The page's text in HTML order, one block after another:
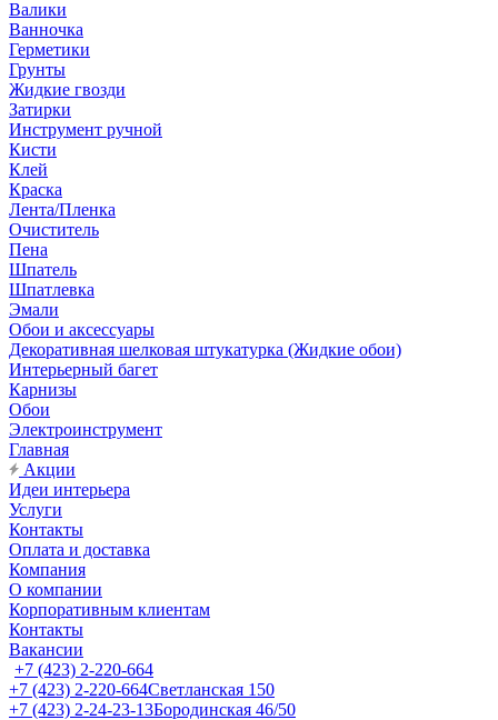
Валики
Ванночка
Герметики
Грунты
Жидкие гвозди
Затирки
Инструмент ручной
Кисти
Клей
Краска
Лента/Пленка
Очиститель
Пена
Шпатель
Шпатлевка
Эмали
Обои и аксессуары
Декоративная шелковая штукатурка (Жидкие обои)
Интерьерный багет
Карнизы
Обои
Электроинструмент
Главная
Акции
Идеи интерьера
Услуги
Контакты
Оплата и доставка
Компания
О компании
Корпоративным клиентам
Контакты
Вакансии
+7 (423) 2-220-664
+7 (423) 2-220-664Светланская 150
+7 (423) 2-24-23-13Бородинская 46/50